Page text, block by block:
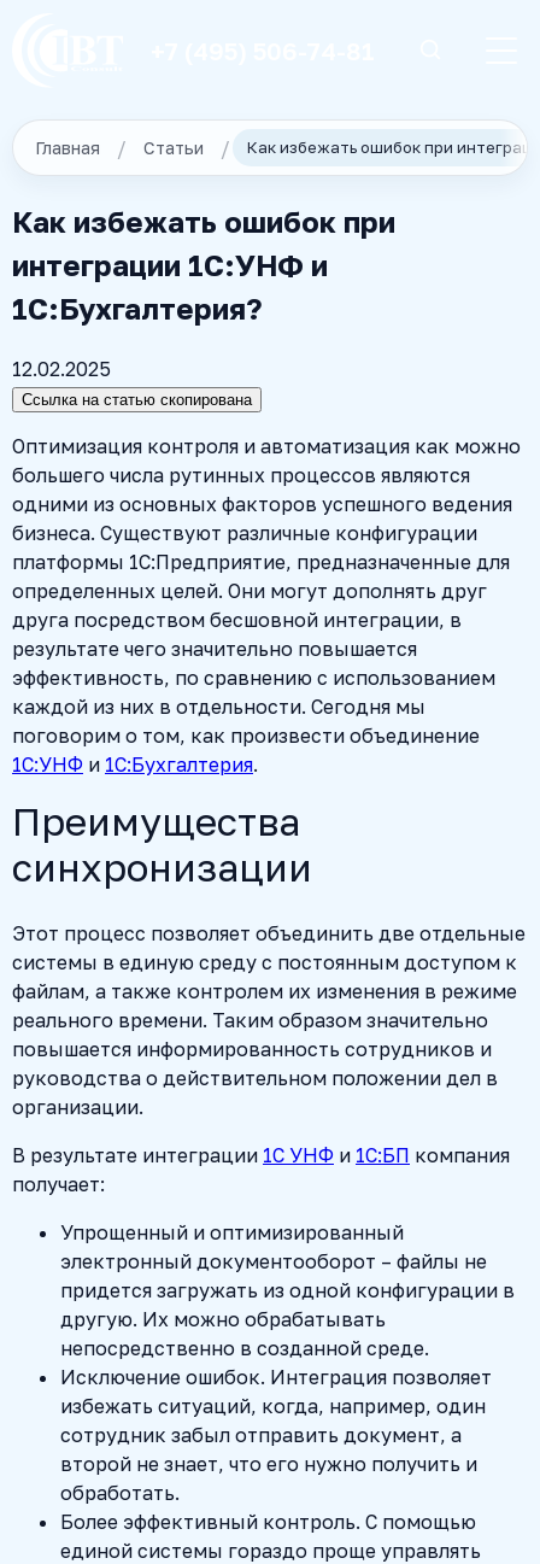
Главная Статьи
Как избежать ошибок при
интеграции 1С:УНФ и
1С:Бухгалтерия?
12.02.2025
Ссылка на статью скопирована
Оптимизация контроля и автоматизация как можно
большего числа рутинных процессов являются
одними из основных факторов успешного ведения
бизнеса. Существуют различные конфигурации
платформы 1С:Предприятие, предназначенные для
определенных целей. Они могут дополнять друг
друга посредством бесшовной интеграции, в
результате чего значительно повышается
эффективность, по сравнению с использованием
каждой из них в отдельности. Сегодня мы
поговорим о том, как произвести объединение
1С:УНФ и 1С:Бухгалтерия.
Преимущества
синхронизации
Этот процесс позволяет объединить две отдельные
системы в единую среду с постоянным доступом к
файлам, а также контролем их изменения в режиме
реального времени. Таким образом значительно
повышается информированность сотрудников и
руководства о действительном положении дел в
организации.
В результате интеграции 1С УНФ и 1С:БП компания
получает:
Упрощенный и оптимизированный
электронный документооборот – файлы не
придется загружать из одной конфигурации в
другую. Их можно обрабатывать
непосредственно в созданной среде.
Исключение ошибок. Интеграция позволяет
избежать ситуаций, когда, например, один
сотрудник забыл отправить документ, а
второй не знает, что его нужно получить и
обработать.
Более эффективный контроль. С помощью
единой системы гораздо проще управлять